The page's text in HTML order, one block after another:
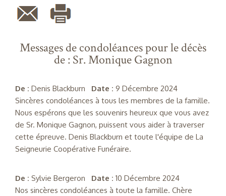
Messages de condoléances pour le décès
de : Sr. Monique Gagnon
De : Denis Blackburn Date : 9 Décembre 2024
Sincères condoléances à tous les membres de la famille.
Nous espérons que les souvenirs heureux que vous avez
de Sr. Monique Gagnon, puissent vous aider à traverser
cette épreuve. Denis Blackburn et toute l'équipe de La
Seigneurie Coopérative Funéraire.
De : Sylvie Bergeron Date : 10 Décembre 2024
Nos sincères condoléances à toute la famille. Chère